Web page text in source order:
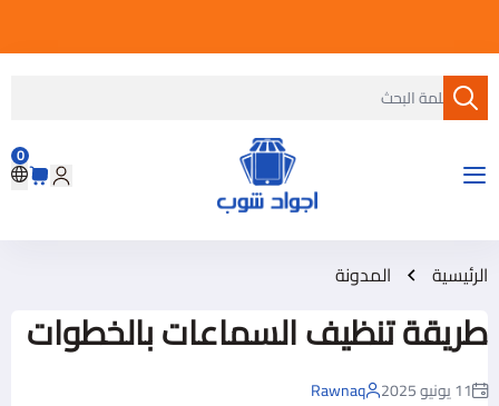
متجر أجواد شوب
0
الرئيسية المدونة
طريقة تنظيف السماعات بالخطوات
11 يونيو 2025 Rawnaq